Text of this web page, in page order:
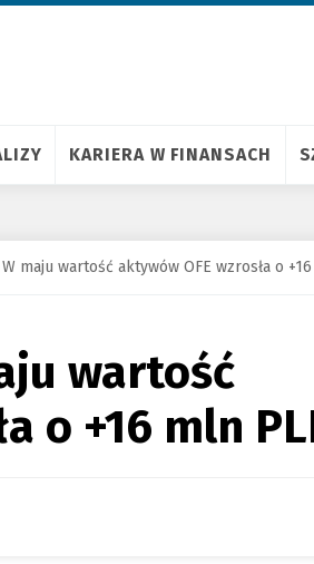
KARIERA W FINANSACH
maju wartość aktywów OFE wzrosła o
wartość
o +16 mln